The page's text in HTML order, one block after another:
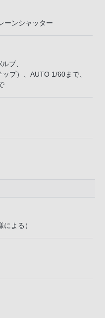
ーンシャッター
ブ、
プ）、AUTO 1/60まで、
よる）